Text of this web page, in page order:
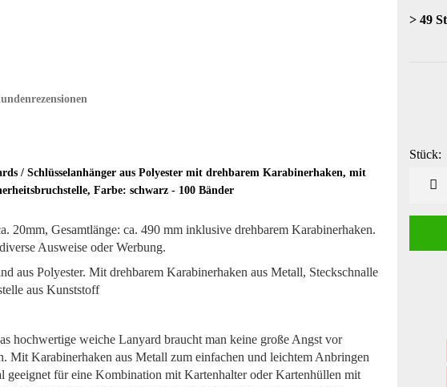
> 49
Stück:
Stück
/ Schlüsselanhänger aus Polyester mit drehbarem Karabinerhaken, mit
Farbe: schwarz - 100 Bänder
20mm, Gesamtlänge: ca. 490 mm inklusive drehbarem Karabinerhaken.
Ausweise oder Werbung.
aus Polyester. Mit drehbarem Karabinerhaken aus Metall, Steckschnalle
aus Kunststoff
hochwertige weiche Lanyard braucht man keine große Angst vor
Mit Karabinerhaken aus Metall zum einfachen und leichtem Anbringen
geeignet für eine Kombination mit Kartenhalter oder Kartenhüllen mit